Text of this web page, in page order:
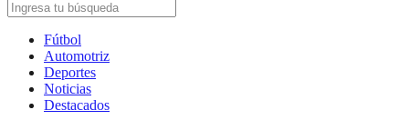
Fútbol
Automotriz
Deportes
Noticias
Destacados